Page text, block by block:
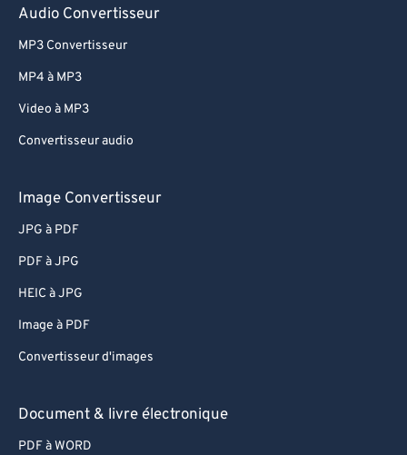
Audio Convertisseur
MP3 Convertisseur
MP4 à MP3
Video à MP3
Convertisseur audio
Image Convertisseur
JPG à PDF
PDF à JPG
HEIC à JPG
Image à PDF
Convertisseur d'images
Document & livre électronique
PDF à WORD